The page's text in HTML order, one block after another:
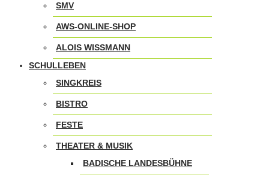
SMV
AWS-ONLINE-SHOP
ALOIS WISSMANN
SCHULLEBEN
SINGKREIS
BISTRO
FESTE
THEATER & MUSIK
BADISCHE LANDESBÜHNE